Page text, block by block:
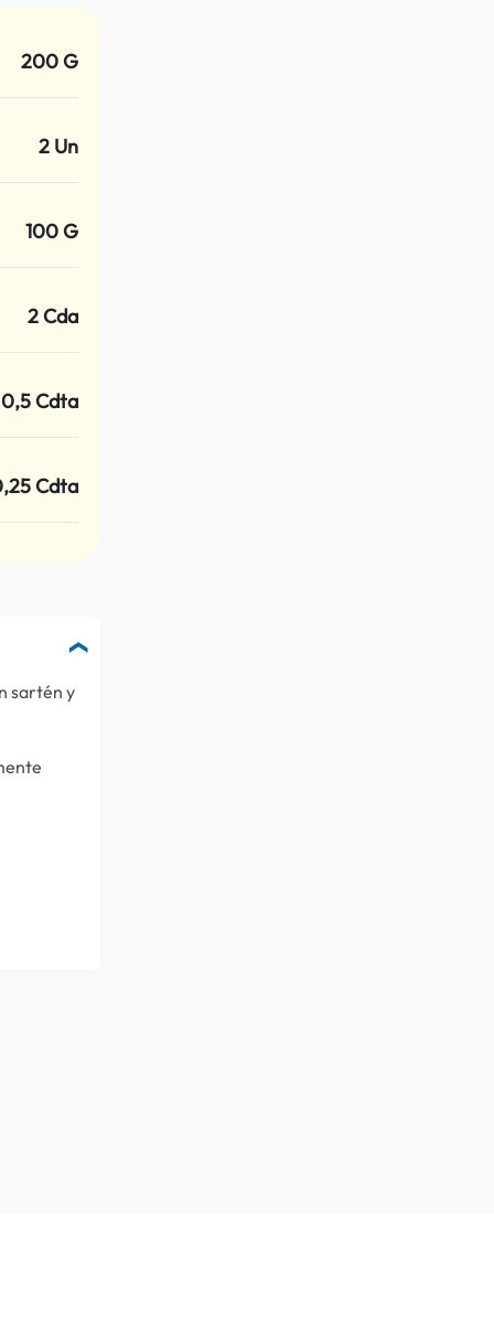
200 G
2 Un
100 G
2 Cda
0,5 Cdta
Cdta
sartén y